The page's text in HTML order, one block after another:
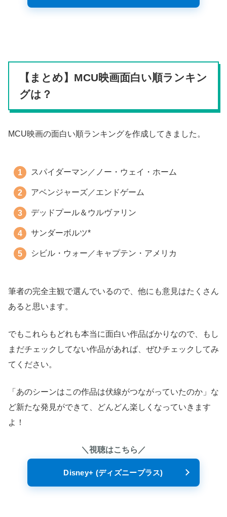
【まとめ】MCU映画面白い順ランキン
グは？
MCU映画の面白い順ランキングを作成してきました。
スパイダーマン／ノー・ウェイ・ホーム
アベンジャーズ／エンドゲーム
デッドプール＆ウルヴァリン
サンダーボルツ*
シビル・ウォー／キャプテン・アメリカ
筆者の完全主観で選んでいるので、他にも意見はたくさん
あると思います。
でもこれらもどれも本当に面白い作品ばかりなので、もし
まだチェックしてない作品があれば、ぜひチェックしてみ
てください。
「あのシーンはこの作品は伏線がつながっていたのか」な
ど新たな発見ができて、どんどん楽しくなっていきます
よ！
＼視聴はこちら／
Disney+ (ディズニープラス)